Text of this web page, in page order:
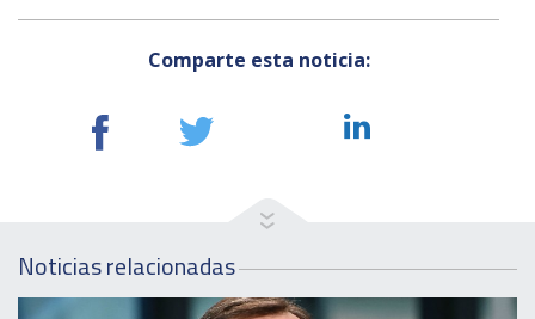
Comparte esta noticia:
Noticias relacionadas